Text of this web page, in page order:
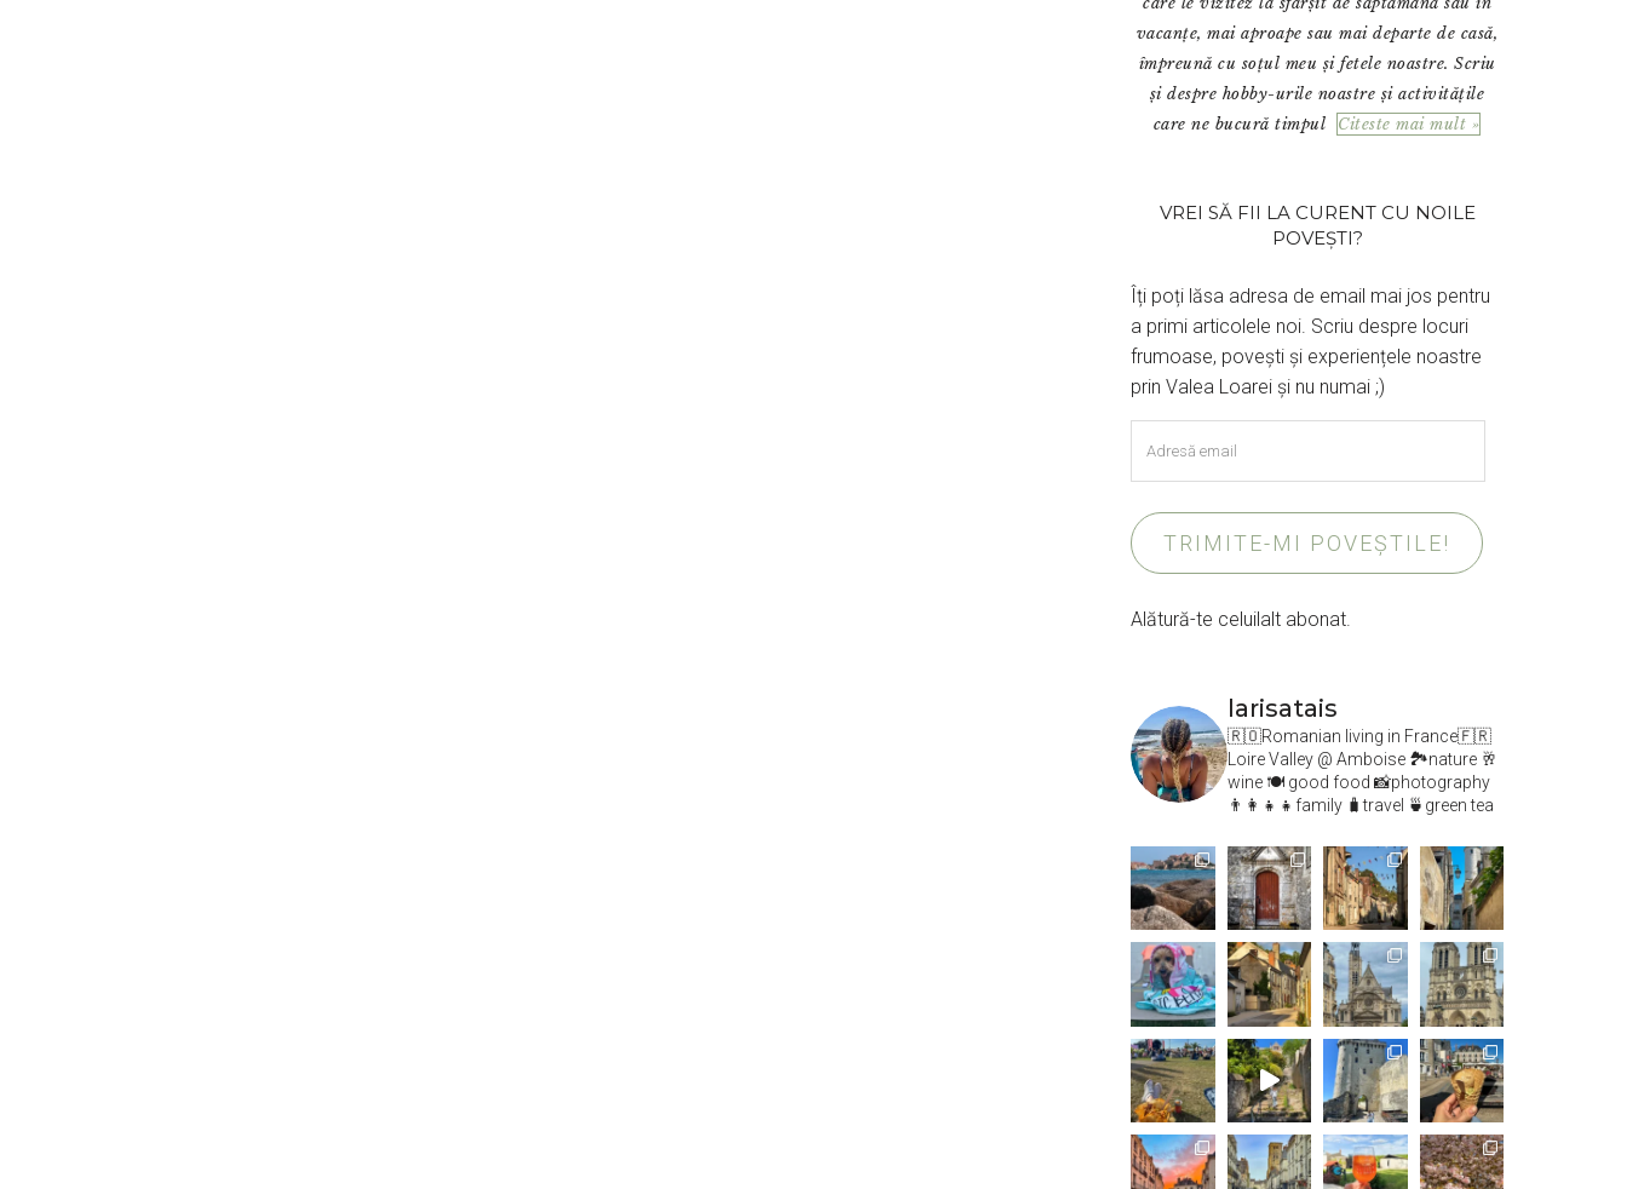
vacanțe, mai aproape sau mai departe de casă,
împreună cu soțul meu și fetele noastre. Scriu
și despre hobby-urile noastre și activitățile
care ne bucură timpul Citeste mai mult »
VREI SĂ FII LA CURENT CU NOILE
POVEȘTI?
Îți poți lăsa adresa de email mai jos pentru
a primi articolele noi. Scriu despre locuri
frumoase, povești și experiențele noastre
prin Valea Loarei și nu numai ;)
email
TRIMITE-MI POVEȘTILE!
Alătură-te celuilalt abonat.
larisatais
🇷🇴Romanian living in France🇫🇷
Loire Valley @ Amboise 🏞️nature 🥂
wine 🍽 good food 📸photography
👨‍👩‍👧‍👧family 🧳travel 🍵green tea